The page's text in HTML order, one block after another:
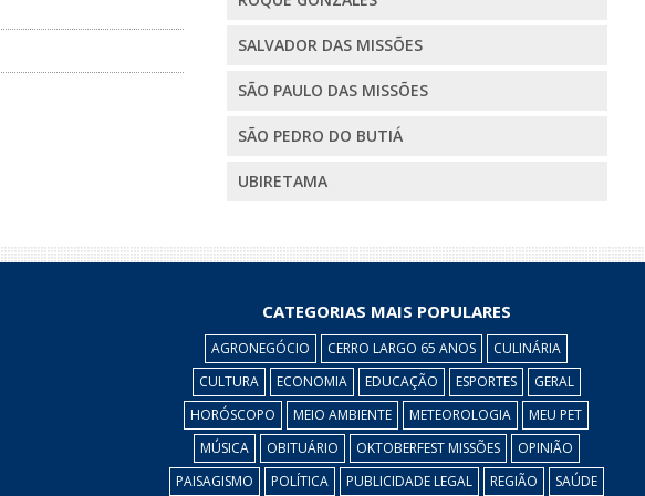
SALVADOR DAS MISSÕES
SÃO PAULO DAS MISSÕES
SÃO PEDRO DO BUTIÁ
UBIRETAMA
CATEGORIAS MAIS POPULARES
AGRONEGÓCIO CERRO LARGO 65 ANOS
CULINÁRIA
CULTURA
ECONOMIA EDUCAÇÃO ESPORTES
GERAL
HORÓSCOPO
MEIO AMBIENTE METEOROLOGIA
MEU PET
MÚSICA
OBITUÁRIO OKTOBERFEST MISSÕES
OPINIÃO
PAISAGISMO
POLÍTICA PUBLICIDADE LEGAL REGIÃO SAÚDE